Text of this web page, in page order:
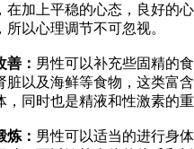
在加上平稳的心态，良好的
所以心理调节不可忽视。
： 男性可以补充些固精的
脏以及海鲜等食物，这类富
，同时也是精液和性激素的重
： 男性可以适当的进行身